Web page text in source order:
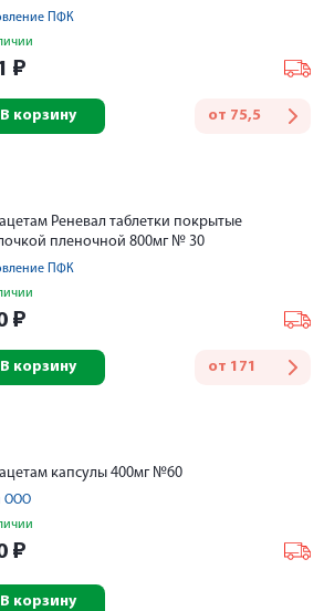
ПФК
₽
от 75,5
В корзину
Реневал таблетки покрытые
пленочной 800мг № 30
ПФК
₽
от 171
В корзину
капсулы 400мг №60
ООО
₽
В корзину